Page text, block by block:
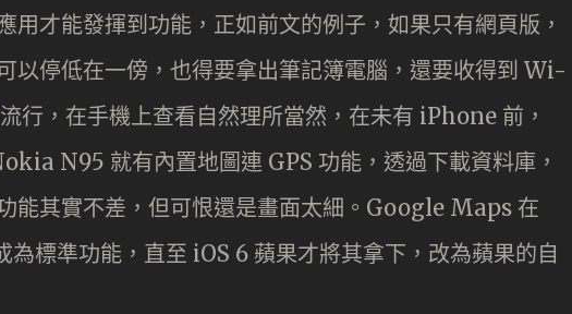
用才能發揮到功能，正如前文的例子，如果只有網頁版，
以停低在一傍，也得要拿出筆記簿電腦，還要收得到 Wi-
行，在手機上查看自然理所當然，在未有 iPhone 前，
N95 就有內置地圖連 GPS 功能，透過下載資料庫，
能其實不差，但可恨還是畫面太細。Google Maps 在
標準功能，直至 iOS 6 蘋果才將其拿下，改為蘋果的自